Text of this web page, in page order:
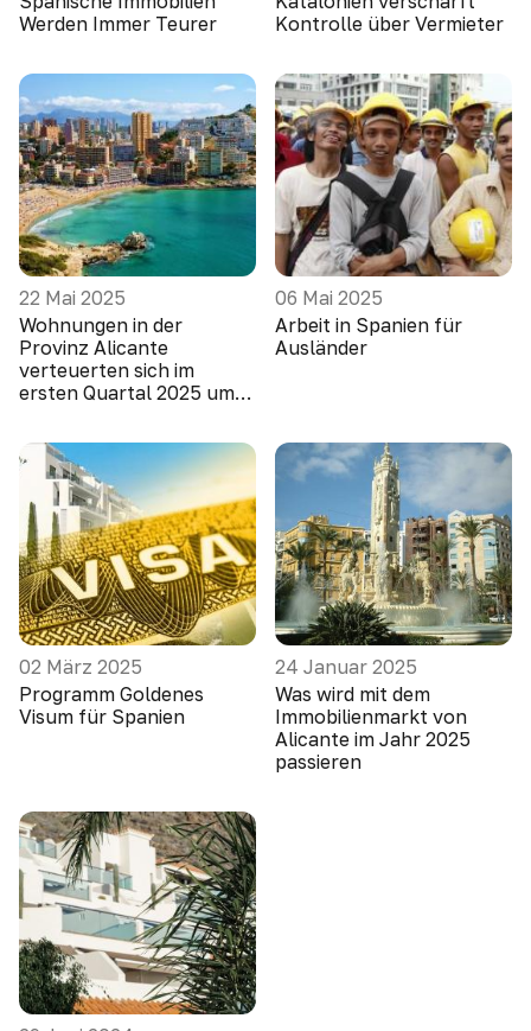
Werden Immer Teurer
Kontrolle über Vermieter
22 Mai 2025
Wohnungen in der
Provinz Alicante
verteuerten sich im
ersten Quartal 2025 um
06 Mai 2025
Arbeit in Spanien für
Ausländer
02 März 2025
Programm Goldenes
Visum für Spanien
24 Januar 2025
Was wird mit dem
Immobilienmarkt von
Alicante im Jahr 2025
passieren